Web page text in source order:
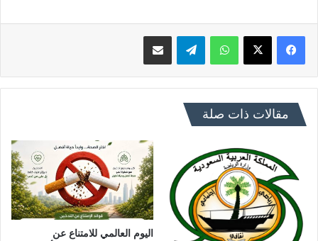
فيسبوك X واتساب تيلقرام
مقالات ذات صلة
اليوم العالمي للامتناع عن